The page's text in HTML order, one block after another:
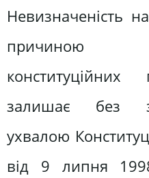
Невизначеність
причиною
залишає без
ухвалою
від 9 липня